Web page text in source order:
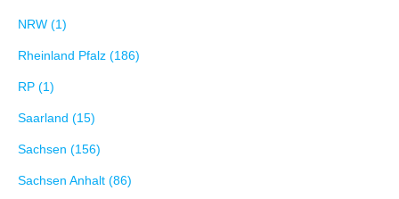
NRW (1)
Rheinland Pfalz (186)
RP (1)
Saarland (15)
Sachsen (156)
Sachsen Anhalt (86)